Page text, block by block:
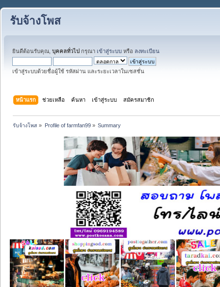
รับจ้างโพส
ยินดีต้อนรับคุณ, บุคคลทั่วไป กรุณา เข้าสู่ระบบ หรือ ลงทะเบียน
เข้าสู่ระบบด้วยชื่อผู้ใช้ รหัสผ่าน และระยะเวลาในเซสชั่น
หน้าแรก ช่วยเหลือ ค้นหา เข้าสู่ระบบ สมัครสมาชิก
รับจ้างโพส » Profile of farmfan99» Summary